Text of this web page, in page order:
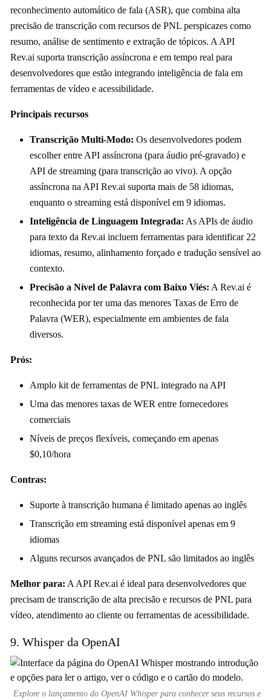
reconhecimento automático de fala (ASR), que combina alta
precisão de transcrição com recursos de PNL perspicazes como
resumo, análise de sentimento e extração de tópicos. A API
Rev.ai suporta transcrição assíncrona e em tempo real para
desenvolvedores que estão integrando inteligência de fala em
ferramentas de vídeo e acessibilidade.
Principais recursos
Transcrição Multi-Modo: Os desenvolvedores podem
escolher entre API assíncrona (para áudio pré-gravado) e
API de streaming (para transcrição ao vivo). A opção
assíncrona na API Rev.ai suporta mais de 58 idiomas,
enquanto o streaming está disponível em 9 idiomas.
Inteligência de Linguagem Integrada: As APIs de áudio
para texto da Rev.ai incluem ferramentas para identificar 22
idiomas, resumo, alinhamento forçado e tradução sensível ao
contexto.
Precisão a Nível de Palavra com Baixo Viés: A Rev.ai é
reconhecida por ter uma das menores Taxas de Erro de
Palavra (WER), especialmente em ambientes de fala
diversos.
Prós:
Amplo kit de ferramentas de PNL integrado na API
Uma das menores taxas de WER entre fornecedores
comerciais
Níveis de preços flexíveis, começando em apenas
$0,10/hora
Contras:
Suporte à transcrição humana é limitado apenas ao inglês
Transcrição em streaming está disponível apenas em 9
idiomas
Alguns recursos avançados de PNL são limitados ao inglês
Melhor para: A API Rev.ai é ideal para desenvolvedores que
precisam de transcrição de alta precisão e recursos de PNL para
vídeo, atendimento ao cliente ou ferramentas de acessibilidade.
9. Whisper da OpenAI
Explore o lançamento do OpenAI Whisper para conhecer seus recursos e